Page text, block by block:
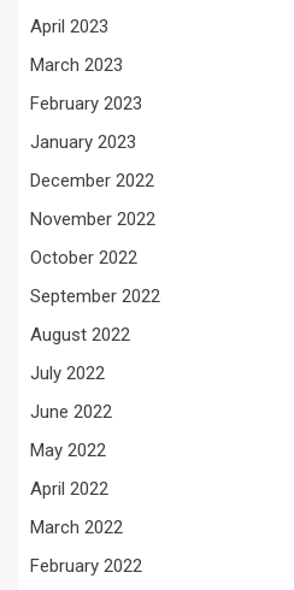
April 2023
March 2023
February 2023
January 2023
December 2022
November 2022
October 2022
September 2022
August 2022
July 2022
June 2022
May 2022
April 2022
March 2022
February 2022